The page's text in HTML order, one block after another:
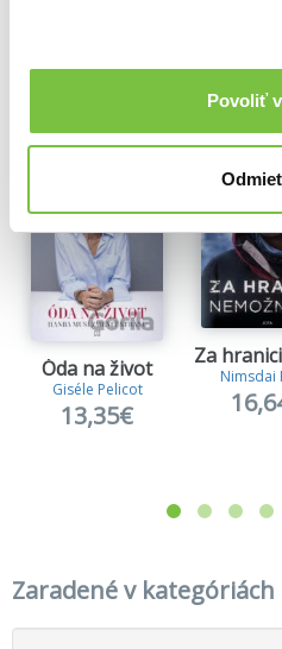
Povoliť
Viac z tejto
Óda na život
Giséle Pelicot
13,35€
Nimsdai
Zaradené v kategóriách